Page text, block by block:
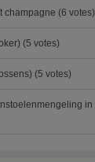
champagne (6 votes)
(5 votes)
(5 votes)
in